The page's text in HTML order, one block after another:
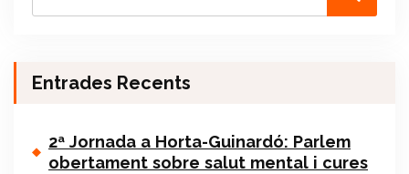
Entrades Recents
2ª Jornada a Horta-Guinardó: Parlem
obertament sobre salut mental i cures